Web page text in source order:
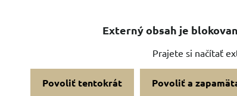
Externý obsah je
Prajete si načítať
Povoliť tentokrát Povoliť a